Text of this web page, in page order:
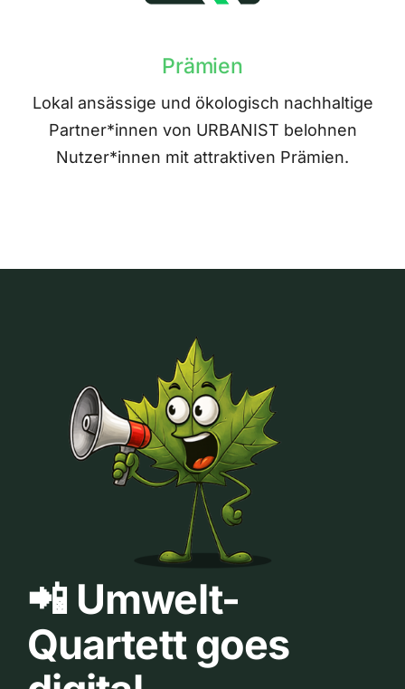
Prämien
Lokal ansässige und ökologisch nachhaltige
Partner*innen von URBANIST belohnen
Nutzer*innen mit attraktiven Prämien.
📲 Umwelt-
Quartett goes